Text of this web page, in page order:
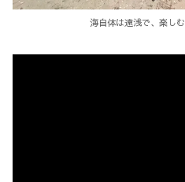
海自体は遠浅で、楽し